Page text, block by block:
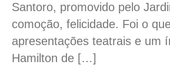
Santoro, promovido pelo
comoção, felicidade. Foi o
apresentações teatrais e um
Hamilton de […]